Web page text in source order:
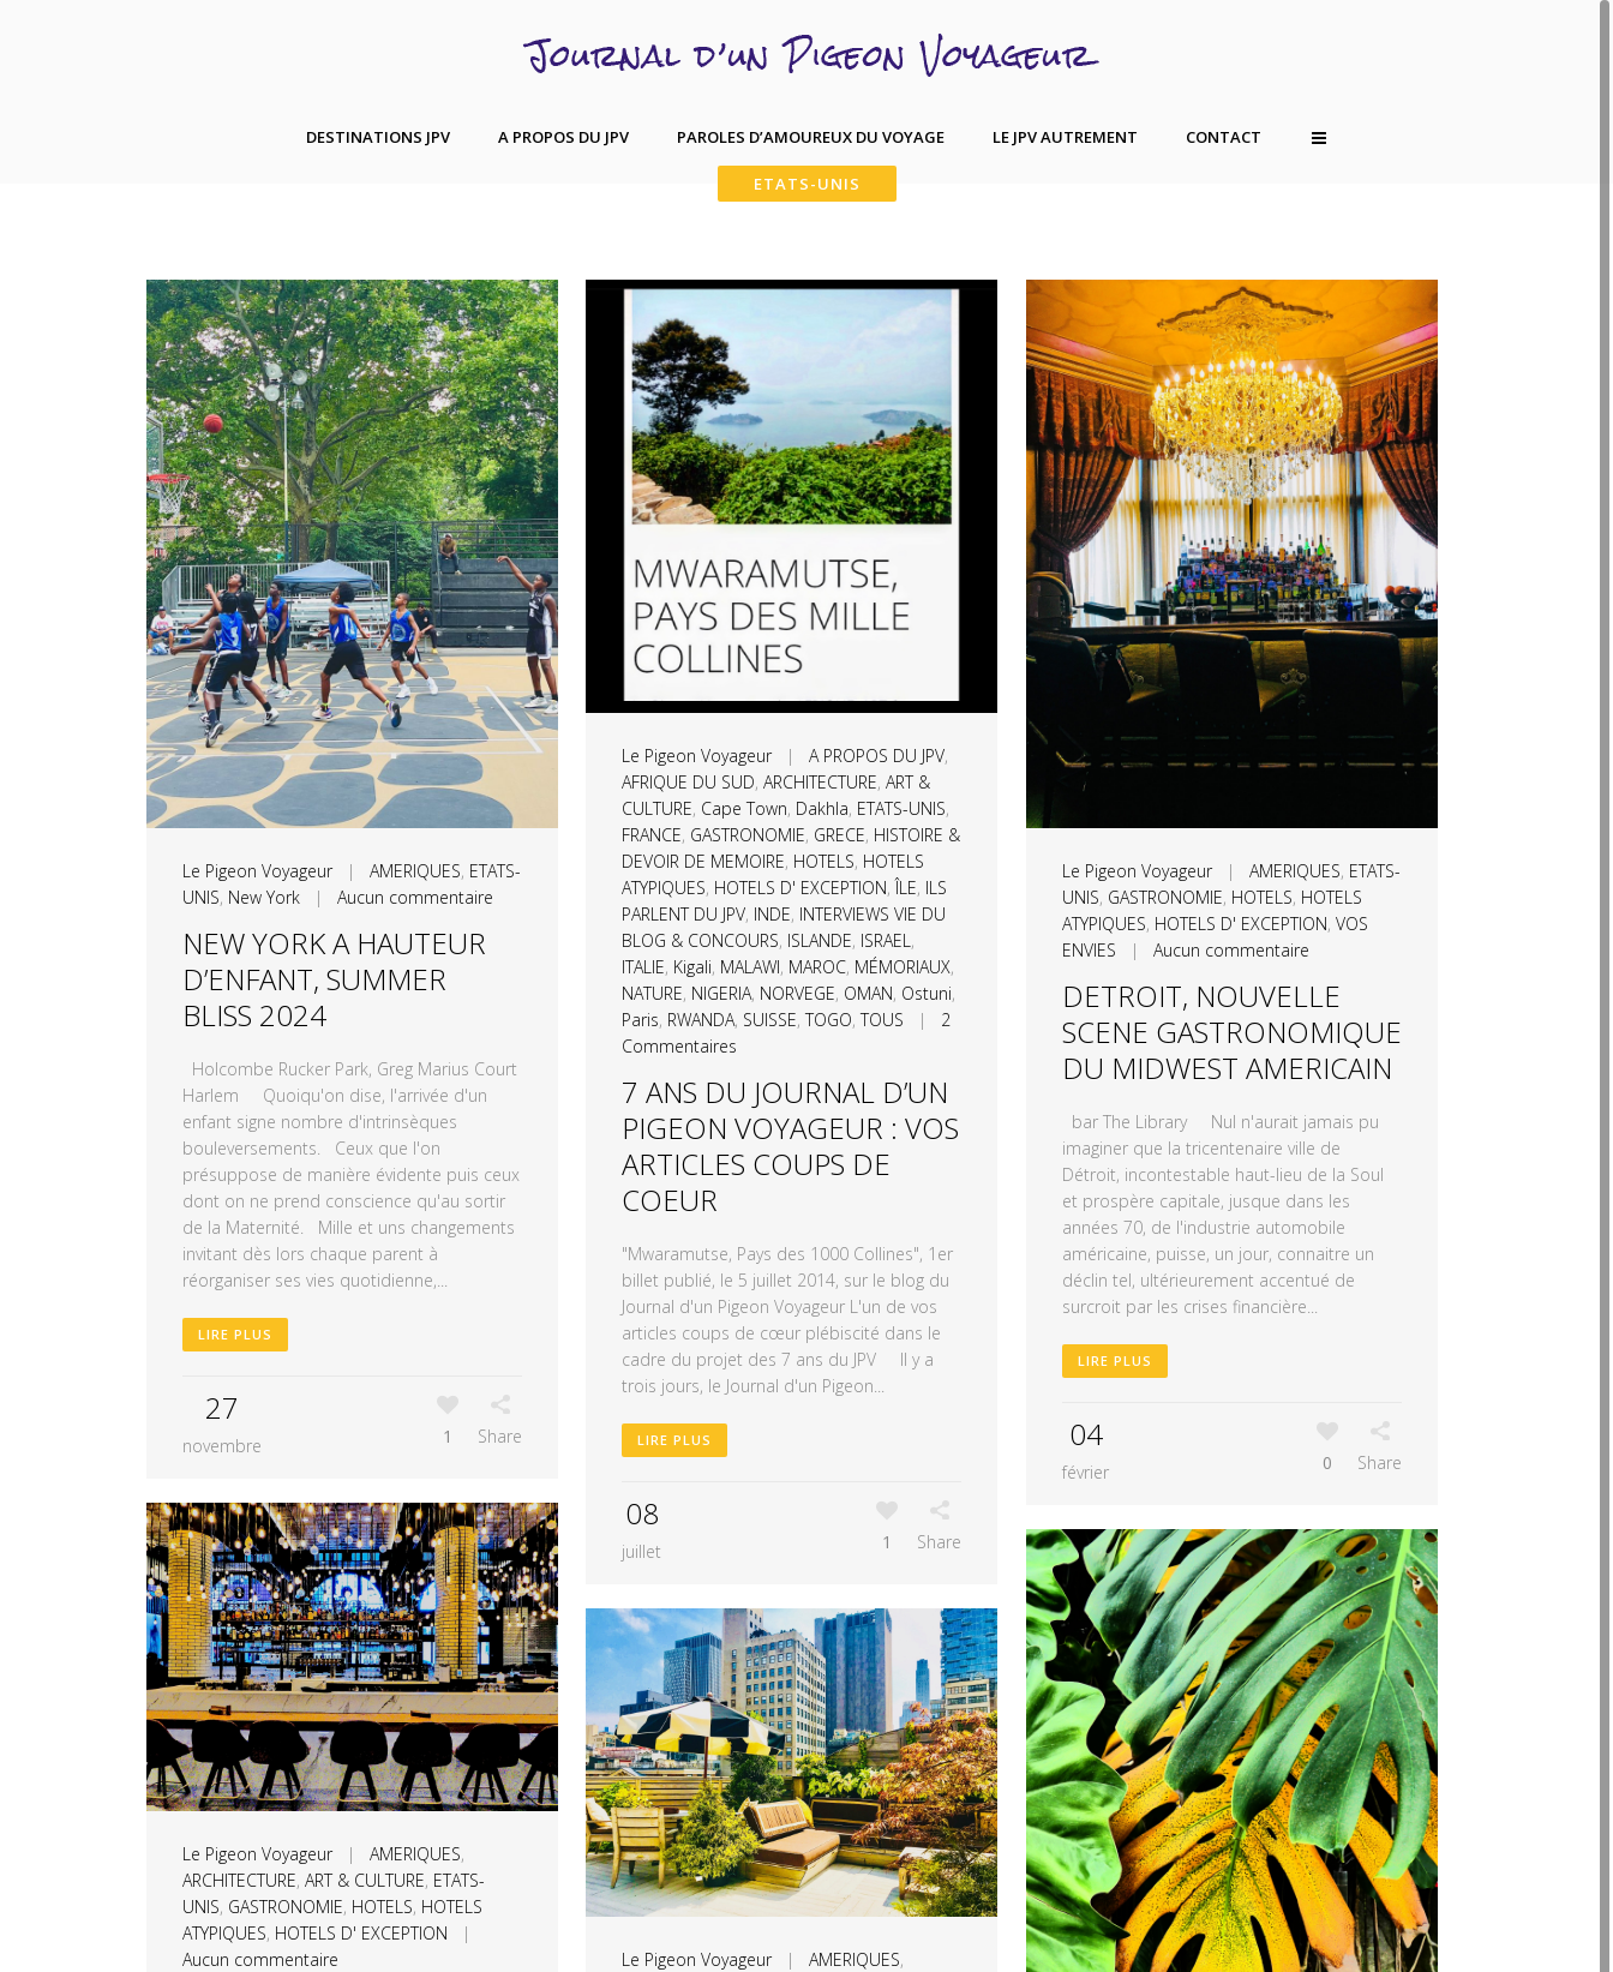
DESTINATIONS JPV A PROPOS DU JPV PAROLES D’AMOUREUX DU VOYAGE LE JPV AUTREMENT CONTACT
ETATS-UNIS
Le Pigeon Voyageur| AMERIQUES, ETATS-
UNIS, New York | Aucun commentaire
NEW YORK A HAUTEUR
D’ENFANT, SUMMER
BLISS 2024
Holcombe Rucker Park, Greg Marius Court
Harlem Quoiqu'on dise, l'arrivée d'un
enfant signe nombre d'intrinsèques
bouleversements. Ceux que l'on
présuppose de manière évidente puis ceux
dont on ne prend conscience qu'au sortir
de la Maternité. Mille et uns changements
invitant dès lors chaque parent à
réorganiser ses vies quotidienne,...
LIRE PLUS
27
novembre 1 Share
Le Pigeon Voyageur| A PROPOS DU JPV,
AFRIQUE DU SUD, ARCHITECTURE, ART &
CULTURE, Cape Town, Dakhla, ETATS-UNIS,
FRANCE, GASTRONOMIE, GRECE, HISTOIRE &
DEVOIR DE MEMOIRE, HOTELS, HOTELS
ATYPIQUES, HOTELS D' EXCEPTION,ÎLE, ILS
PARLENT DU JPV, INDE, INTERVIEWS VIE DU
BLOG & CONCOURS, ISLANDE, ISRAEL,
ITALIE, Kigali, MALAWI, MAROC, MÉMORIAUX,
NATURE, NIGERIA, NORVEGE, OMAN, Ostuni,
Paris, RWANDA, SUISSE,TOGO,TOUS | 2
Commentaires
7 ANS DU JOURNAL D’UN
PIGEON VOYAGEUR : VOS
ARTICLES COUPS DE
COEUR
"Mwaramutse, Pays des 1000 Collines", 1er
billet publié, le 5 juillet 2014, sur le blog du
Journal d'un Pigeon Voyageur L'un de vos
articles coups de cœur plébiscité dans le
cadre du projet des 7 ans du JPV Il y a
trois jours, le Journal d'un Pigeon...
LIRE PLUS
08
juillet 1 Share
Le Pigeon Voyageur| AMERIQUES, ETATS-
UNIS, GASTRONOMIE, HOTELS, HOTELS
ATYPIQUES, HOTELS D' EXCEPTION, VOS
ENVIES | Aucun commentaire
DETROIT, NOUVELLE
SCENE GASTRONOMIQUE
DU MIDWEST AMERICAIN
bar The Library Nul n'aurait jamais pu
imaginer que la tricentenaire ville de
Détroit, incontestable haut-lieu de la Soul
et prospère capitale, jusque dans les
années 70, de l'industrie automobile
américaine, puisse, un jour, connaitre un
déclin tel, ultérieurement accentué de
surcroit par les crises financière...
LIRE PLUS
04
février 0 Share
Le Pigeon Voyageur| AMERIQUES,
ARCHITECTURE, ART & CULTURE, ETATS-
UNIS, GASTRONOMIE, HOTELS, HOTELS
ATYPIQUES, HOTELS D' EXCEPTION |
Aucun commentaire
Le Pigeon Voyageur| AMERIQUES,